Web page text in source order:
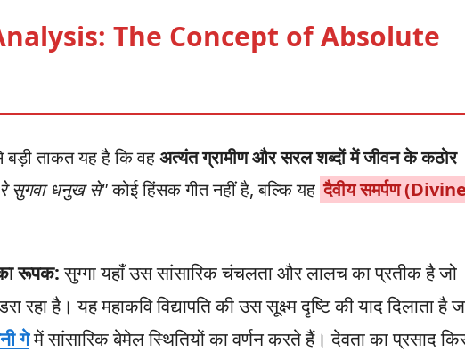
The Concept of Absolute
बड़ी ताकत यह है कि वहअत्यंत ग्रामीण और सरल शब्दों में जीवन के कठोर
रे सुगवा धनुख से"कोई हिंसक गीत नहीं है, बल्कि यह दैवीय समर्पण (Divine
रूपक:सुग्गा यहाँ उस सांसारिक चंचलता और लालच का प्रतीक है जो
रहा है। यह महाकवि विद्यापति की उस सूक्ष्म दृष्टि की याद दिलाता है
गेमें सांसारिक बेमेल स्थितियों का वर्णन करते हैं। देवता का प्रसाद